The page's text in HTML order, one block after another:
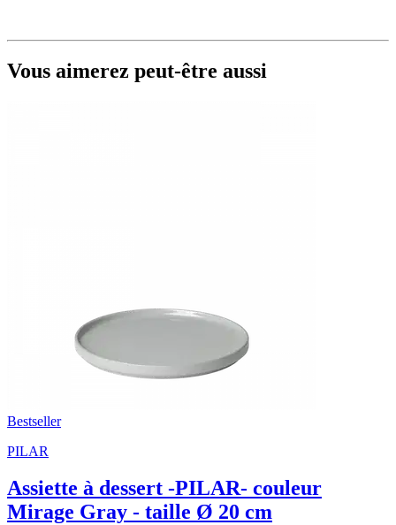
Vous aimerez peut-être aussi
Bestseller
PILAR
Assiette à dessert -PILAR- couleur
Mirage Gray - taille Ø 20 cm